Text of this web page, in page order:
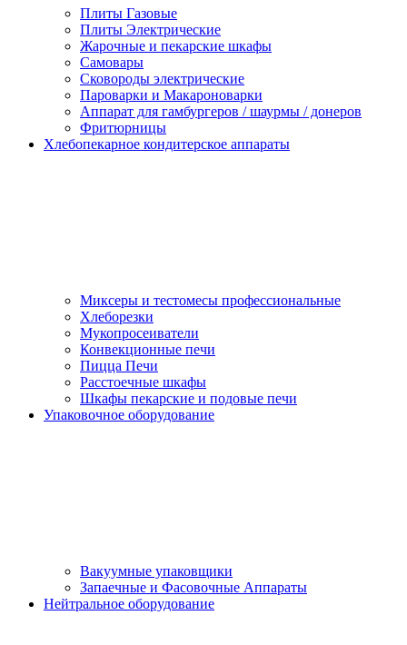
Плиты Газовые
Плиты Электрические
Жарочные и пекарские шкафы
Самовары
Сковороды электрические
Пароварки и Макароноварки
Аппарат для гамбургеров / шаурмы / донеров
Фритюрницы
Хлебопекарное кондитерское аппараты
Миксеры и тестомесы профессиональные
Хлеборезки
Мукопросеиватели
Конвекционные печи
Пицца Печи
Расстоечные шкафы
Шкафы пекарские и подовые печи
Упаковочное оборудование
Вакуумные упаковщики
Запаечные и Фасовочные Аппараты
Нейтральное оборудование